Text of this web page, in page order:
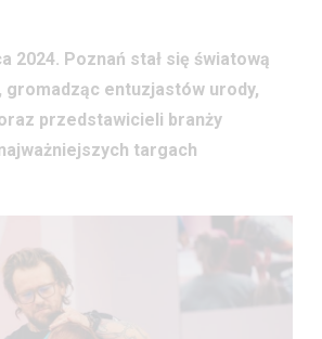
2024. Poznań stał się światową
entuzjastów urody,
przedstawicieli branży
targach